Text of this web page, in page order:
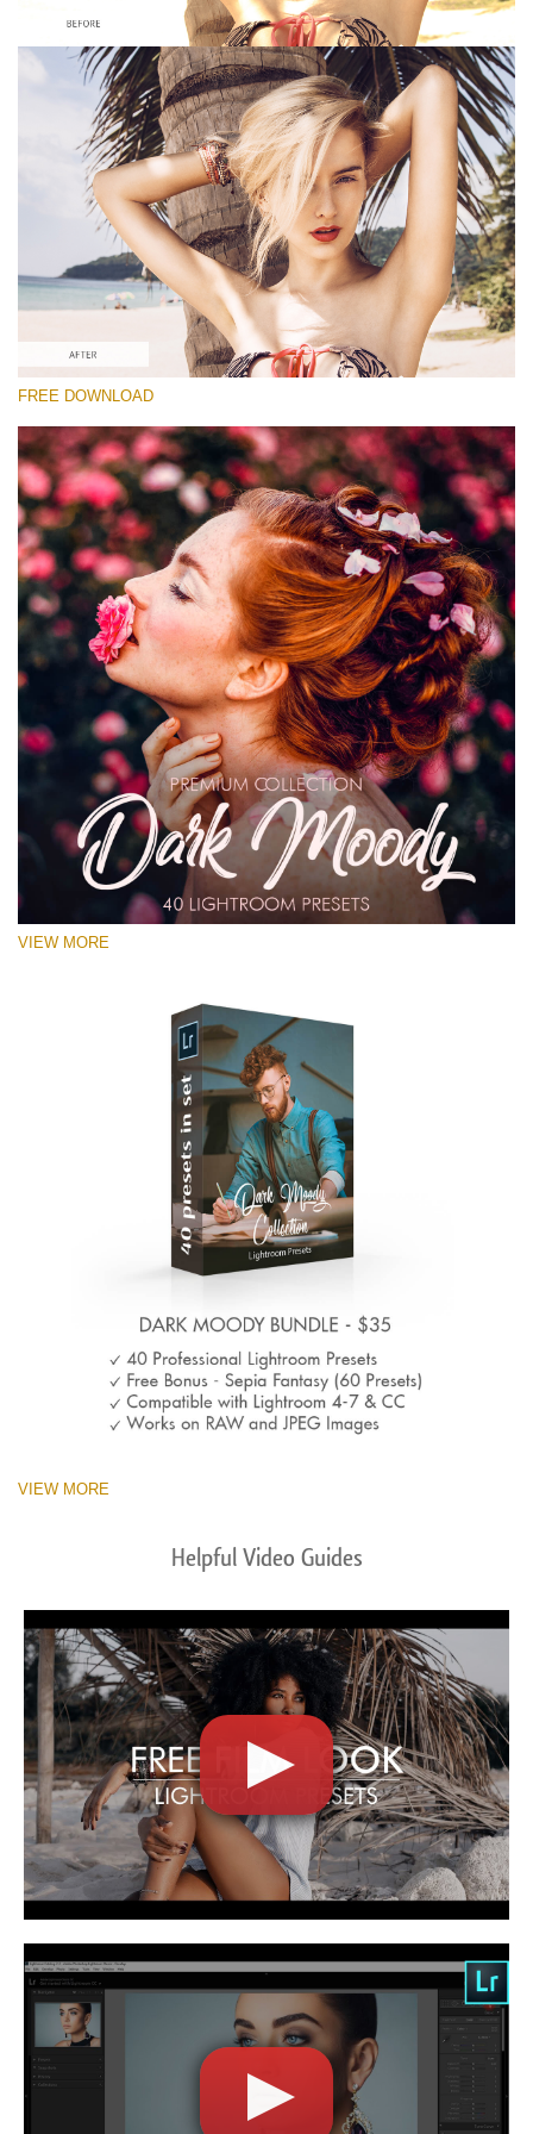
Xin hãy lựa chọn
Looks Like Film Lightroom Preset #2
Dark Moody
(40 Lr Presets)
Matte Complete
(130 Lr Presets)
Must-Have Collection
(1432 Lr Presets)
Tải xuống miễn phí
FREE DOWNLOAD
VIEW MORE
VIEW MORE
Helpful Video Guides